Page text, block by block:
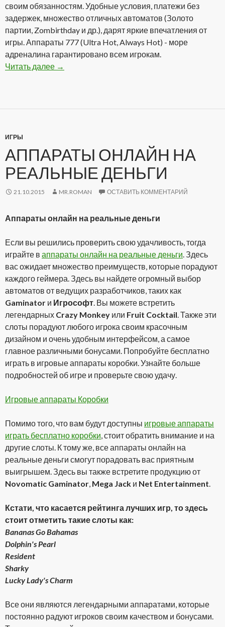
своим обязанностям. Удобные условия, платежи без
задержек, множество отличных автоматов (Золото
партии, Zombirthday и др.), дарят яркие впечатления от
игры. Аппараты 777 (Ultra Hot, Always Hot) - море
адреналина гарантировано всем игрокам.
Читать далее Admiral Casino Club — один из лидеров
→
ИГРЫ
АППАРАТЫ ОНЛАЙН НА
РЕАЛЬНЫЕ ДЕНЬГИ
21.10.2015 MR.ROMAN ОСТАВИТЬ КОММЕНТАРИЙ
Аппараты онлайн на реальные деньги
Если вы решились проверить свою удачливость, тогда
играйте в аппараты онлайн на реальные деньги. Здесь
вас ожидает множество преимуществ, которые порадуют
каждого геймера. Здесь вы найдете огромный выбор
автоматов от ведущих разработчиков, таких как
Gaminator и Игрософт. Вы можете встретить
легендарных Crazy Monkey или Fruit Cocktail. Также эти
слоты порадуют любого игрока своим красочным
дизайном и очень удобным интерфейсом, а самое
главное различными бонусами. Попробуйте бесплатно
играть в игровые аппараты коробки. Узнайте больше
подробностей об игре и проверьте свою удачу.
Игровые аппараты Коробки
Помимо того, что вам будут доступны игровые аппараты
играть бесплатно коробки, стоит обратить внимание и на
другие слоты. К тому же, все аппараты онлайн на
реальные деньги смогут порадовать вас приятным
выигрышем. Здесь вы также встретите продукцию от
Novomatic Gaminator, Mega Jack и Net Entertainment.
Кстати, что касается рейтинга лучших игр, то здесь
стоит отметить такие слоты как:
Bananas Go Bahamas
Dolphin's Pearl
Resident
Sharky
Lucky Lady's Charm
Все они являются легендарными аппаратами, которые
постоянно радуют игроков своим качеством и бонусами.